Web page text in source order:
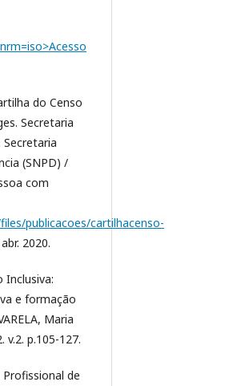
do Censo
Secretaria
Secretaria
(SNPD) /
com
publicacoes/cartilhacenso-
2020.
Inclusiva:
e formação
Maria
v.2. p.105-127.
Profissional de